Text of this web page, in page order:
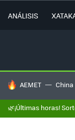
ANÁLISIS
HOY SE HABLA DE
AEMET China
🌿¡Últimas horas!